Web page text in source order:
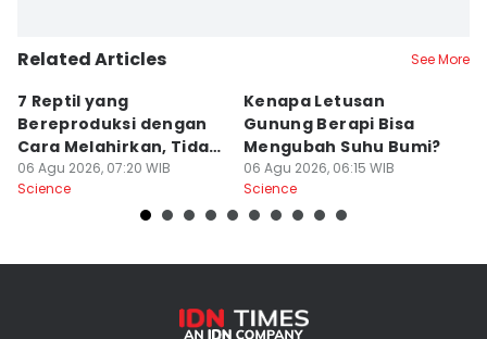
Related Articles See More
7 Reptil yang
Bereproduksi dengan
Cara Melahirkan, Tidak
Biasa!
06 Agu 2026, 07:20 WIB
Science
Kenapa Letusan
Gunung Berapi Bisa
Mengubah Suhu Bumi?
06 Agu 2026, 06:15 WIB
Science